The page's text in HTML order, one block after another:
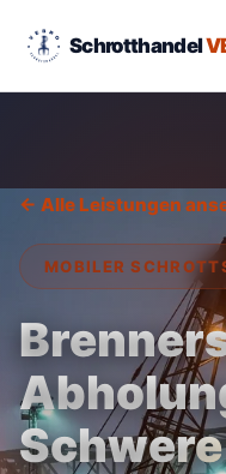
Schrotthandel
← Alle Leistungen
MOBILER